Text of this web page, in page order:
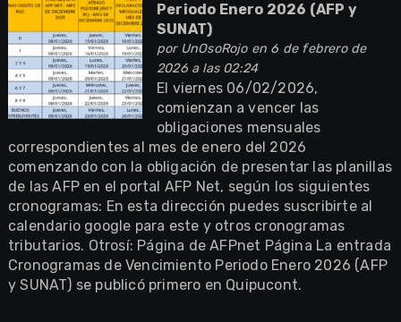
Periodo Enero 2026 (AFP y
SUNAT)
por UnOsoRojoen 6 de febrero de
2026 a las 02:24
El viernes 06/02/2026,
comienzan a vencer las
obligaciones mensuales
correspondientes al mes de enero del 2026
comenzando con la obligación de presentar las planillas
de las AFP en el portal AFP Net, según los siguientes
cronogramas: En esta dirección puedes suscribirte al
calendario google para este y otros cronogramas
tributarios. Otrosí: Página de AFPnet Página La entrada
Cronogramas de Vencimiento Periodo Enero 2026 (AFP
y SUNAT) se publicó primero en Quipucont.